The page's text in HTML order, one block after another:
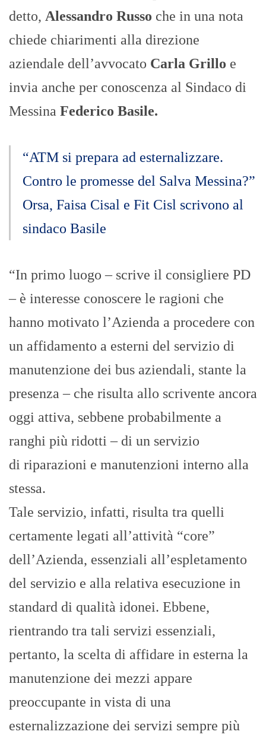
detto, Alessandro Russo che in una nota
chiede chiarimenti alla direzione
aziendale dell’avvocato Carla Grillo e
invia anche per conoscenza al Sindaco di
Messina Federico Basile.
“ATM si prepara ad esternalizzare.
Contro le promesse del Salva Messina?”
Orsa, Faisa Cisal e Fit Cisl scrivono al
sindaco Basile
“In primo luogo – scrive il consigliere PD
– è interesse conoscere le ragioni che
hanno motivato l’Azienda a procedere con
un affidamento a esterni del servizio di
manutenzione dei bus aziendali, stante la
presenza – che risulta allo scrivente ancora
oggi attiva, sebbene probabilmente a
ranghi più ridotti – di un servizio
di riparazioni e manutenzioni interno alla
stessa.
Tale servizio, infatti, risulta tra quelli
certamente legati all’attività “core”
dell’Azienda, essenziali all’espletamento
del servizio e alla relativa esecuzione in
standard di qualità idonei. Ebbene,
rientrando tra tali servizi essenziali,
pertanto, la scelta di affidare in esterna la
manutenzione dei mezzi appare
preoccupante in vista di una
esternalizzazione dei servizi sempre più